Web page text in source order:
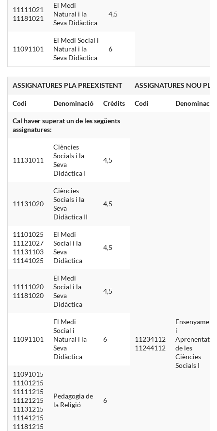
11111021
11181021
El Medi
Natural i la
Seva Didàctica
4,5
11091101
El Medi Social i
Natural i la
Seva Didàctica
6
ASSIGNATURES PLA PREEXISTENT ASSIGNATURES NOU PLA
Codi Denominació Crèdits Codi Denominació
Cal haver superat un de les següents
assignatures:
11234112
11244112
Ensenyament
i
Aprenentatge
de les
Ciències
Socials I
11131011
Ciències
Socials i la
Seva
Didàctica I
4,5
11131020
Ciències
Socials i la
Seva
Didàctica II
4,5
11101025
11121027
11131103
11141025
El Medi
Social i la
Seva
Didàctica
4,5
11111020
11181020
El Medi
Social i la
Seva
Didàctica
4,5
11091101
El Medi
Social i
Natural i la
Seva
Didàctica
6
11091015
11101215
11111215
11121215
11131215
11141215
11181215
Pedagogia de
la Religió
6